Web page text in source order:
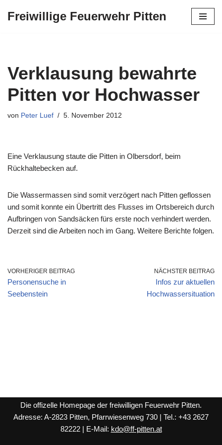
Freiwillige Feuerwehr Pitten
Verklausung bewahrte
Pitten vor Hochwasser
von Peter Luef 5. November 2012
Eine Verklausung staute die Pitten in Olbersdorf, beim
Rückhaltebecken auf.
Die Wassermassen sind somit verzögert nach Pitten geflossen
und somit konnte ein Übertritt des Flusses im Ortsbereich durch
Aufbringen von Sandsäcken fürs erste noch verhindert werden.
Derzeit sind die Arbeiten noch im Gang. Weitere Berichte folgen.
VORHERIGER BEITRAG
Personensuche in
Seebenstein
NÄCHSTER BEITRAG
Infos zur aktuellen
Hochwassersituation
Die offizelle Homepage der freiwilligen Feuerwehr Pitten.
Adresse: A-2823 Pitten, Pfarrwiesenweg 730 | Tel.: +43 2627
82222 | E-Mail: kdo@ff-pitten.at